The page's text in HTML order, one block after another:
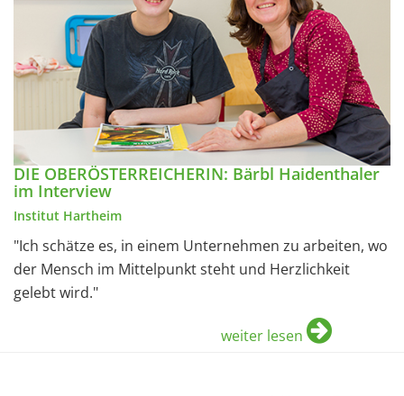
DIE OBERÖSTERREICHERIN: Bärbl Haidenthaler
im Interview
Institut Hartheim
"Ich schätze es, in einem Unternehmen zu arbeiten, wo
der Mensch im Mittelpunkt steht und Herzlichkeit
gelebt wird."
weiter lesen